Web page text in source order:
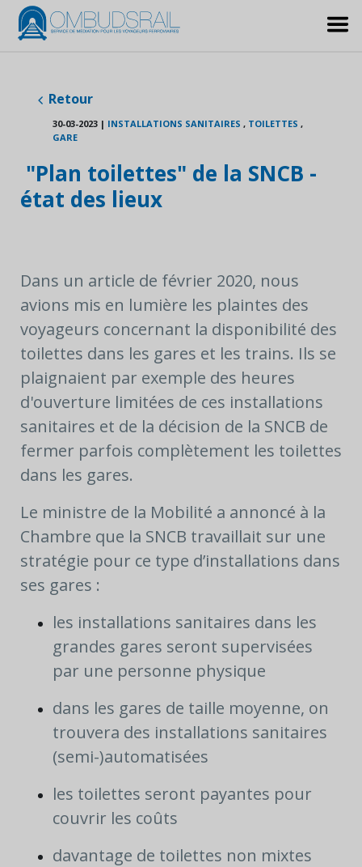
Retour
30-03-2023 | INSTALLATIONS SANITAIRES , TOILETTES ,
GARE
"Plan toilettes" de la SNCB -
état des lieux
Dans un article de février 2020, nous
avions mis en lumière les plaintes des
voyageurs concernant la disponibilité des
toilettes dans les gares et les trains. Ils se
plaignaient par exemple des heures
d'ouverture limitées de ces installations
sanitaires et de la décision de la SNCB de
fermer parfois complètement les toilettes
dans les gares.
Le ministre de la Mobilité a annoncé à la
Chambre que la SNCB travaillait sur une
stratégie pour ce type d’installations dans
ses gares :
les installations sanitaires dans les
grandes gares seront supervisées
par une personne physique
dans les gares de taille moyenne, on
trouvera des installations sanitaires
(semi-)automatisées
les toilettes seront payantes pour
couvrir les coûts
davantage de toilettes non mixtes